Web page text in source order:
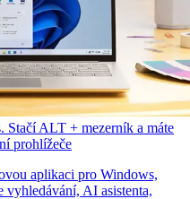
Stačí ALT + mezerník a máte
prohlížeče
aplikaci pro Windows,
vyhledávání, AI asistenta,